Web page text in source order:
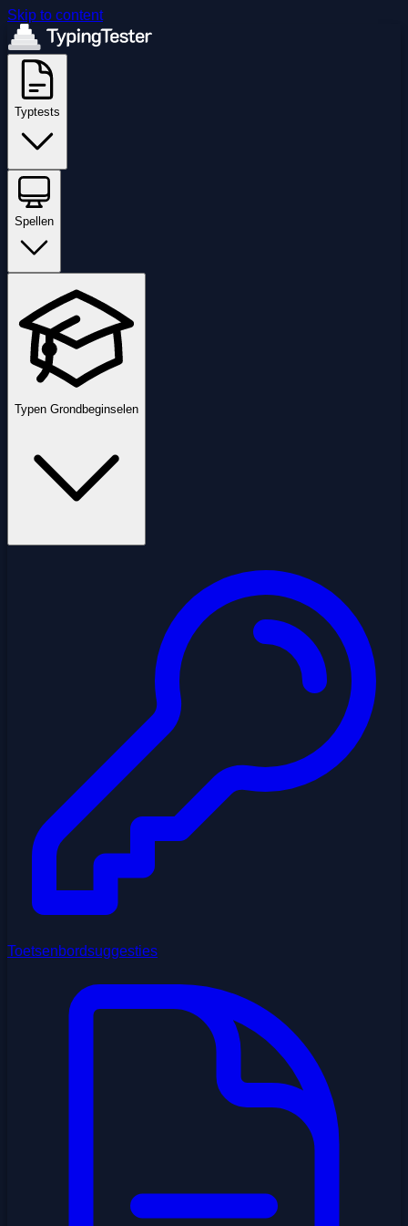
Skip to content
Typtests
Spellen
Typen Grondbeginselen
Toetsenbordsuggesties